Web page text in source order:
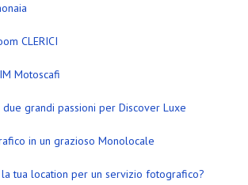
CLERICI
Motoscafi
grandi passioni per Discover Luxe
in un grazioso Monolocale
tua location per un servizio fotografico?